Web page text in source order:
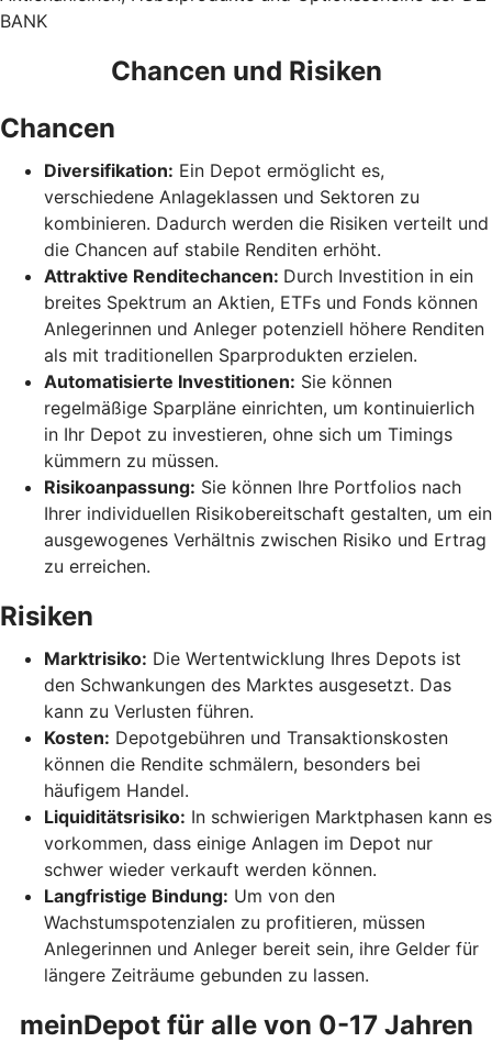
BANK
Chancen und Risiken
Chancen
Diversifikation: Ein Depot ermöglicht es,
verschiedene Anlageklassen und Sektoren zu
kombinieren. Dadurch werden die Risiken verteilt und
die Chancen auf stabile Renditen erhöht.
Attraktive Renditechancen: Durch Investition in ein
breites Spektrum an Aktien, ETFs und Fonds können
Anlegerinnen und Anleger potenziell höhere Renditen
als mit traditionellen Sparprodukten erzielen.
Automatisierte Investitionen: Sie können
regelmäßige Sparpläne einrichten, um kontinuierlich
in Ihr Depot zu investieren, ohne sich um Timings
kümmern zu müssen.
Risikoanpassung: Sie können Ihre Portfolios nach
Ihrer individuellen Risikobereitschaft gestalten, um ein
ausgewogenes Verhältnis zwischen Risiko und Ertrag
zu erreichen.
Risiken
Marktrisiko: Die Wertentwicklung Ihres Depots ist
den Schwankungen des Marktes ausgesetzt. Das
kann zu Verlusten führen.
Kosten: Depotgebühren und Transaktionskosten
können die Rendite schmälern, besonders bei
häufigem Handel.
Liquiditätsrisiko: In schwierigen Marktphasen kann es
vorkommen, dass einige Anlagen im Depot nur
schwer wieder verkauft werden können.
Langfristige Bindung: Um von den
Wachstumspotenzialen zu profitieren, müssen
Anlegerinnen und Anleger bereit sein, ihre Gelder für
längere Zeiträume gebunden zu lassen.
meinDepot für alle von 0-17 Jahren